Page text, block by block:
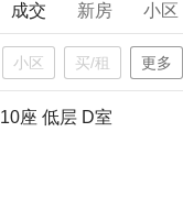
成交 新房 小区
小区 买/租 更多
沙田第一城 1期 10座 低层 D室